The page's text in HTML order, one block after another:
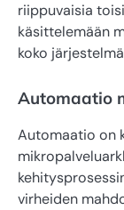
riippuvaisia
käsittelemään
koko
Automaatio
Automaatio on
virheiden